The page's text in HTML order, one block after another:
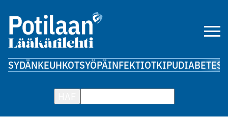
SYDÄNKEUHKOTSYÖPÄINFEKTIOTKIPUDIABETES